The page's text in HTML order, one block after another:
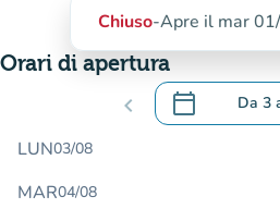
Chiuso-Apre il mar
Orari di apertura
chevron_left calendar_today Da 3
.Aprire il
LUN03/08
MAR04/08